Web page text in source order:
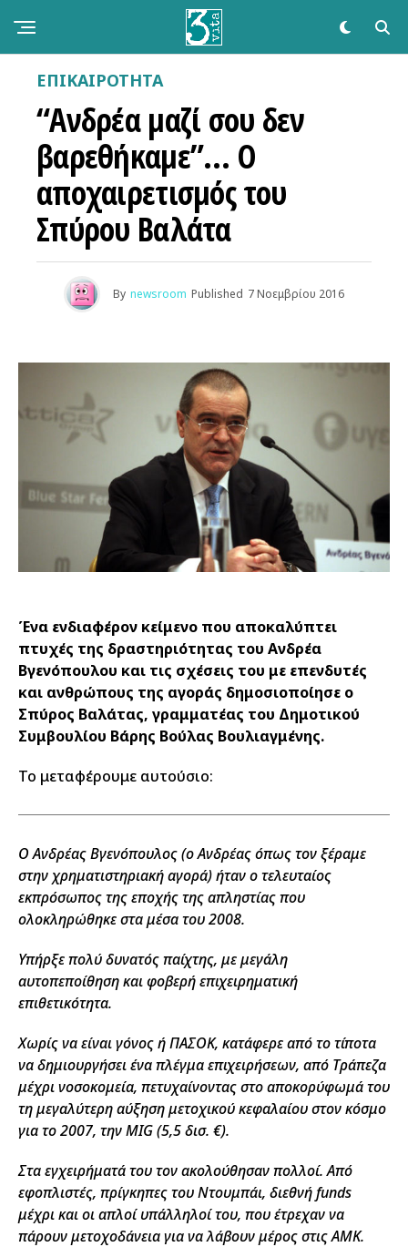
ΕΠΙΚΑΙΡΌΤΗΤΑ
“Ανδρέα μαζί σου δεν
βαρεθήκαμε”… Ο
αποχαιρετισμός του
Σπύρου Βαλάτα
By newsroom Published 7 Νοεμβρίου 2016
Ένα ενδιαφέρον κείμενο που αποκαλύπτει
πτυχές της δραστηριότητας του Ανδρέα
Βγενόπουλου και τις σχέσεις του με επενδυτές
και ανθρώπους της αγοράς δημοσιοποίησε ο
Σπύρος Βαλάτας, γραμματέας του Δημοτικού
Συμβουλίου Βάρης Βούλας Βουλιαγμένης.
Το μεταφέρουμε αυτούσιο:
Ο Ανδρέας Βγενόπουλος (ο Ανδρέας όπως τον ξέραμε
στην χρηματιστηριακή αγορά) ήταν ο τελευταίος
εκπρόσωπος της εποχής της απληστίας που
ολοκληρώθηκε στα μέσα του 2008.
Υπήρξε πολύ δυνατός παίχτης, με μεγάλη
αυτοπεποίθηση και φοβερή επιχειρηματική
επιθετικότητα.
Χωρίς να είναι γόνος ή ΠΑΣΟΚ, κατάφερε από το τίποτα
να δημιουργήσει ένα πλέγμα επιχειρήσεων, από Τράπεζα
μέχρι νοσοκομεία, πετυχαίνοντας στο αποκορύφωμά του
τη μεγαλύτερη αύξηση μετοχικού κεφαλαίου στον κόσμο
για το 2007, την MIG (5,5 δισ. €).
Στα εγχειρήματά του τον ακολούθησαν πολλοί. Από
εφοπλιστές, πρίγκηπες του Ντουμπάι, διεθνή funds
μέχρι και οι απλοί υπάλληλοί του, που έτρεχαν να
πάρουν μετοχοδάνεια για να λάβουν μέρος στις ΑΜΚ.